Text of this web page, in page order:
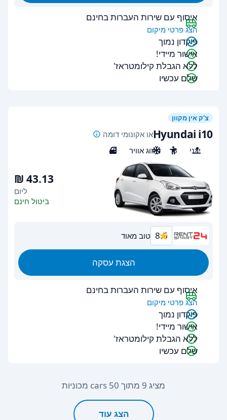
איסוף עם שירות העברות בחינם
הצג פרטי מיקום
פיקדון נמוך
אישור מיידי!
ללא הגבלת קילומטראז'
שלם עכשיו
צ'ק אין מקוון
Hyundai i10או אקונומי דומה
ידני
5 מיזוג אוויר 5
ליום
ביטול חינם
8.6 טוב מאוד
הצגת עסקה
איסוף עם שירות העברות בחינם
הצג פרטי מיקום
פיקדון נמוך
אישור מיידי!
ללא הגבלת קילומטראז'
שלם עכשיו
מציג 9 מתוך 50 cars מכוניות
הצג עוד